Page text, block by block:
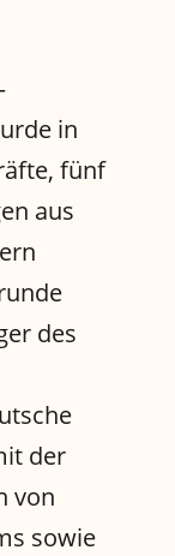
in
fünf
aus
des
der
von
sowie